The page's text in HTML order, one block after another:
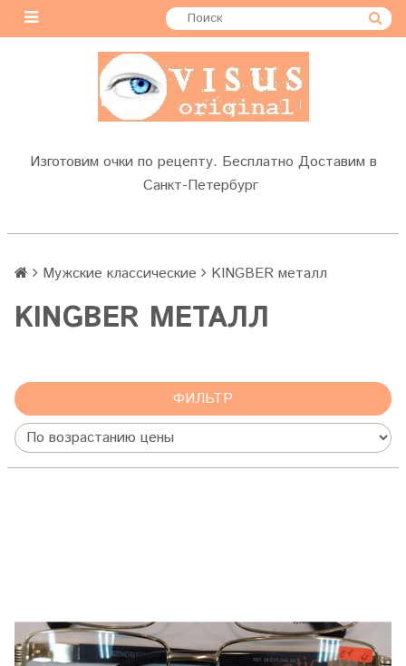
Изготовим очки по рецепту. Бесплатно Доставим в
Санкт-Петербург
Мужские классические KINGBER металл
KINGBER МЕТАЛЛ
ФИЛЬТР